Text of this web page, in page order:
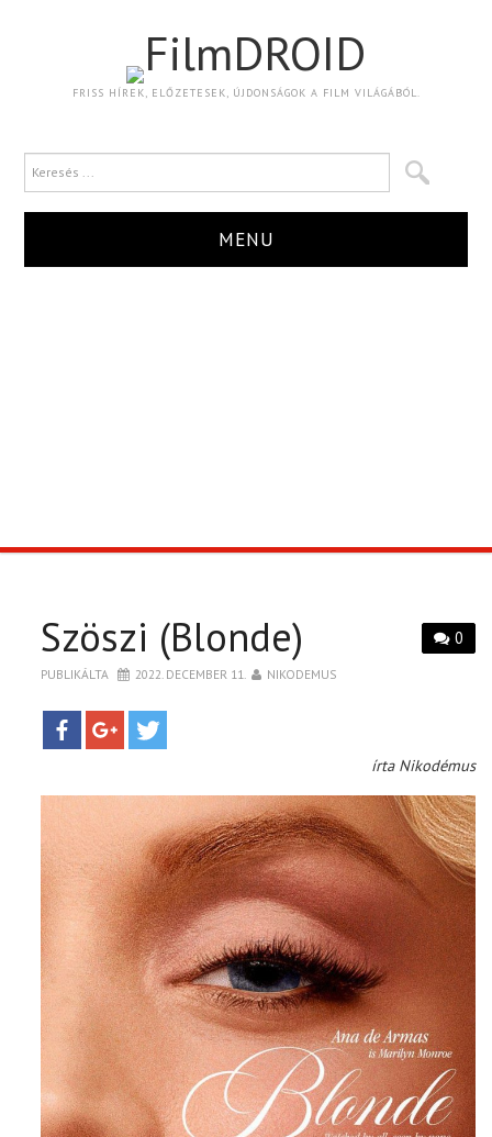
FilmDROID
FRISS HÍREK, ELŐZETESEK, ÚJDONSÁGOK A FILM VILÁGÁBÓL.
MENU
CIKK
PÓLÓ RENDELÉS
0
Szöszi (Blonde)
PUBLIKÁLTA 2022. DECEMBER 11. NIKODEMUS
írta Nikodémus